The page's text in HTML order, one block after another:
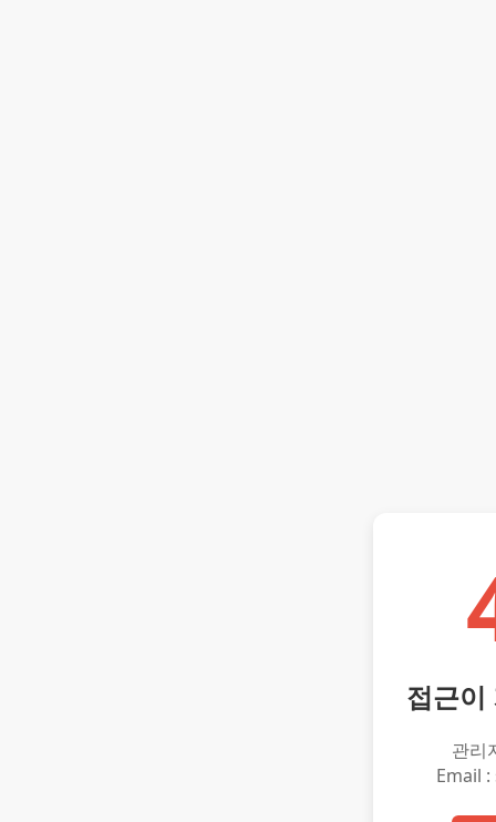
접근이
관리
Email